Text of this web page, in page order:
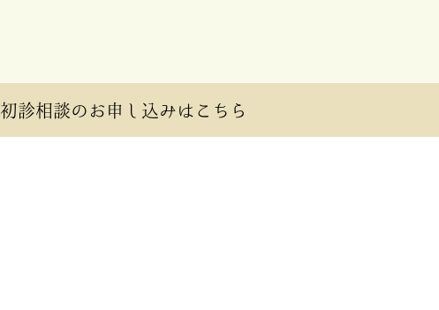
初診相談のお申し込みはこちら